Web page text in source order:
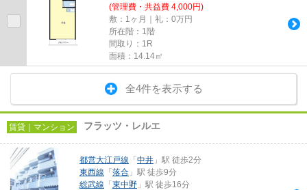
(管理費・共益費 4,000円)
敷：1ヶ月｜礼：0万円
所在階：1階
間取り：1R
面積：14.14㎡
全4件を表示する
賃貸｜マンション フラッツ・レルエ
都営大江戸線 「 中井 」駅 徒歩2分
東西線 「 落合 」駅 徒歩9分
総武線 「 東中野 」駅 徒歩16分